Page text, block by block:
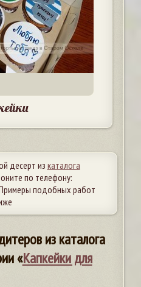
десерт из каталога
по телефону:
подобных работ
из каталога
«Капкейки для